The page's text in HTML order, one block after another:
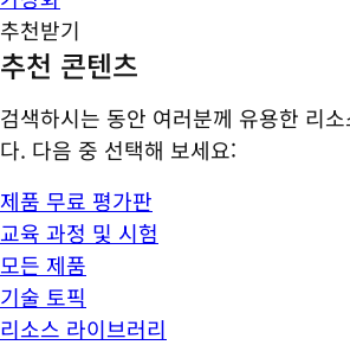
추천받기
추천 콘텐츠
검색하시는 동안 여러분께 유용한 리
다. 다음 중 선택해 보세요:
제품 무료 평가판
교육 과정 및 시험
모든 제품
기술 토픽
리소스 라이브러리